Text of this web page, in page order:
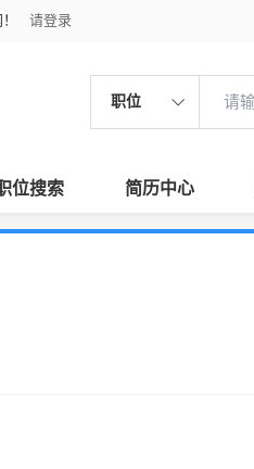
请登录
职位
位搜索 简历中心